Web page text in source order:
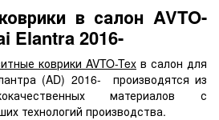
в салон AVTO-
Elantra 2016-
коврики AVTO-Tex в салон для
(AD) 2016- производятся из
материалов с
технологий производства.